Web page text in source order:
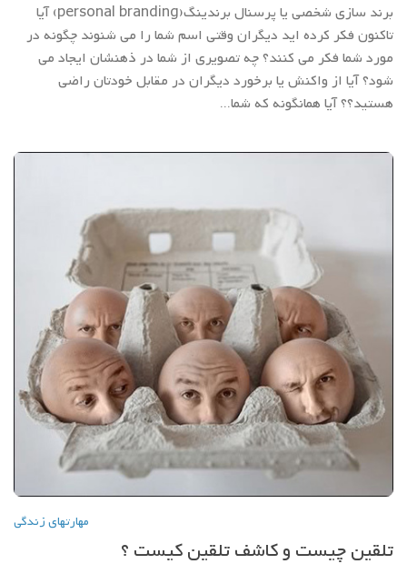
برند سازی شخصی یا پرسنال برندینگ(personal branding) آیا
تاکنون فکر کرده اید دیگران وقتی اسم شما را می شنوند چگونه در
مورد شما فکر می کنند؟ چه تصویری از شما در ذهنشان ایجاد می
شود؟ آیا از واکنش یا برخورد دیگران در مقابل خودتان راضی
هستید؟؟ آیا همانگونه که شما...
مهارتهاي زندگي
تلقین چیست و کاشف تلقین کیست ؟